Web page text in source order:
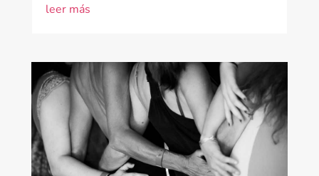
leer más